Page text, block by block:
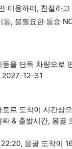
이용하며, 친절하
동, 불필요한 동승
을 단독 차량으로
12-31
르 도착이 시간상
& 출발시간, 몽골
몽골 도착이